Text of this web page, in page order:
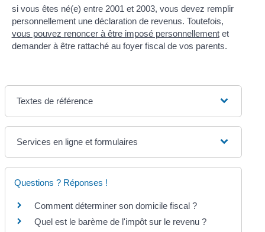
si vous êtes né(e) entre 2001 et 2003, vous devez remplir
personnellement une déclaration de revenus. Toutefois,
vous pouvez renoncer à être imposé personnellementet
demander à être rattaché au foyer fiscal de vos parents.
Textes de référence
Services en ligne et formulaires
Questions ? Réponses !
Comment déterminer son domicile fiscal ?
Quel est le barème de l'impôt sur le revenu ?